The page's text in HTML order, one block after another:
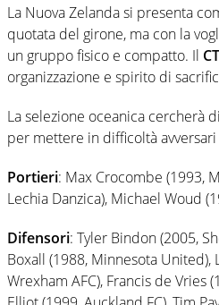
La Nuova Zelanda si presenta
quotata del girone, ma con la
un gruppo fisico e compatto. Il
organizzazione e spirito di
La selezione oceanica cercherà
per mettere in difficoltà
Portieri: Max Crocombe (1993,
Lechia Danzica), Michael Woud
Difensori: Tyler Bindon (2005,
Boxall (1988, Minnesota United),
Wrexham AFC), Francis de Vries